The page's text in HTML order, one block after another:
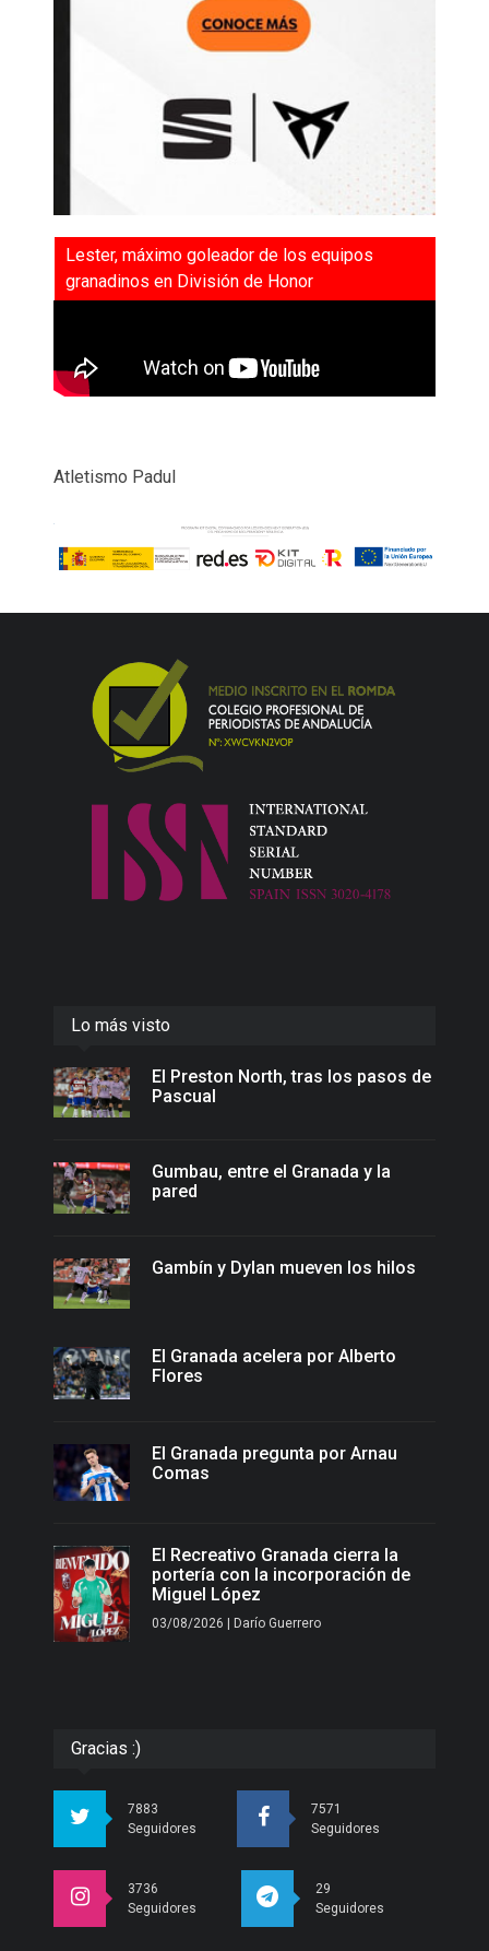
Lester, máximo goleador de los equipos
granadinos en División de Honor
Atletismo Padul
Lo más visto
El Preston North, tras los pasos de
Pascual
Gumbau, entre el Granada y la
pared
Gambín y Dylan mueven los hilos
El Granada acelera por Alberto
Flores
El Granada pregunta por Arnau
Comas
El Recreativo Granada cierra la
portería con la incorporación de
Miguel López
03/08/2026 | Darío Guerrero
Gracias :)
7883
Seguidores
7571
Seguidores
3736
Seguidores
29
Seguidores